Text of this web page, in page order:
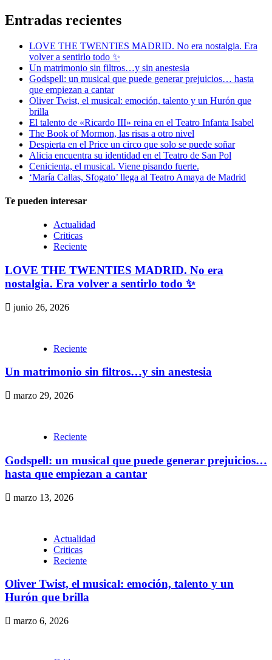
Entradas recientes
LOVE THE TWENTIES MADRID. No era nostalgia. Era
volver a sentirlo todo ✨
Un matrimonio sin filtros…y sin anestesia
Godspell: un musical que puede generar prejuicios… hasta
que empiezan a cantar
Oliver Twist, el musical: emoción, talento y un Hurón que
brilla
El talento de «Ricardo III» reina en el Teatro Infanta Isabel
The Book of Mormon, las risas a otro nivel
Despierta en el Price un circo que solo se puede soñar
Alicia encuentra su identidad en el Teatro de San Pol
Cenicienta, el musical. Viene pisando fuerte.
‘María Callas, Sfogato’ llega al Teatro Amaya de Madrid
Te pueden interesar
Actualidad
Criticas
Reciente
LOVE THE TWENTIES MADRID. No era
nostalgia. Era volver a sentirlo todo ✨
junio 26, 2026
Reciente
Un matrimonio sin filtros…y sin anestesia
marzo 29, 2026
Reciente
Godspell: un musical que puede generar prejuicios…
hasta que empiezan a cantar
marzo 13, 2026
Actualidad
Criticas
Reciente
Oliver Twist, el musical: emoción, talento y un
Hurón que brilla
marzo 6, 2026